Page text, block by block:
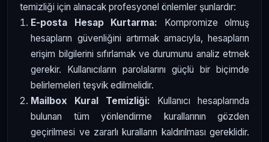
temizliği için alınacak profesyonel önlemler şunlardır:
E-posta Hesap Kurtarma: Kompromize olmuş
hesapların güvenliğini artırmak amacıyla, hesapların
erişim bilgilerini sıfırlamak ve durumunu analiz etmek
gerekir. Kullanıcıların parolalarını güçlü bir biçimde
belirlemeleri teşvik edilmelidir.
Mailbox Kural Temizliği: Kullanıcı hesaplarında
bulunan tüm yönlendirme kurallarının gözden
geçirilmesi ve zararlı kuralların kaldırılması gereklidir.